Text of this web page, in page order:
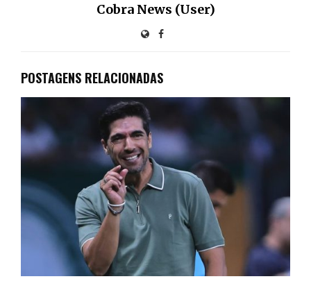
Cobra News (User)
POSTAGENS RELACIONADAS